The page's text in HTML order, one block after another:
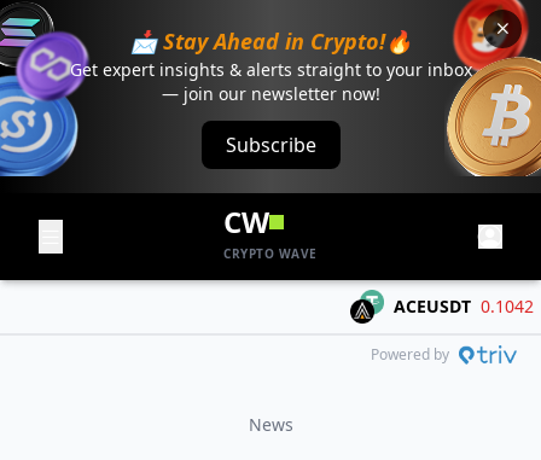
📩 Stay Ahead in Crypto!🔥
Get expert insights & alerts straight to your inbox
— join our newsletter now!
Subscribe
CW
CRYPTO WAVE
ACEUSDT 0.1042 -
Powered by
News